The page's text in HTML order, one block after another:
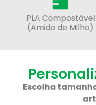
PLA Compostável
(Amido de Milho)
Escolha